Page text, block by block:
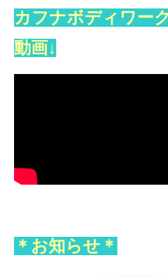
カフナボディワー
動画↓
＊お知らせ＊